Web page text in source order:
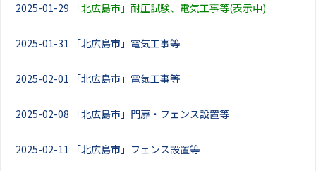
2025-01-29 「北広島市」耐圧試験、電気工事等(表示中)
2025-01-31 「北広島市」電気工事等
2025-02-01 「北広島市」電気工事等
2025-02-08 「北広島市」門扉・フェンス設置等
2025-02-11 「北広島市」フェンス設置等